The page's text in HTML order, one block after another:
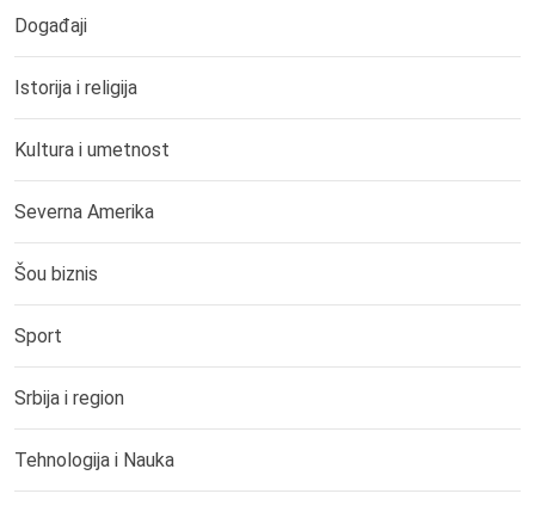
Događaji
Istorija i religija
Kultura i umetnost
Severna Amerika
Šou biznis
Sport
Srbija i region
Tehnologija i Nauka